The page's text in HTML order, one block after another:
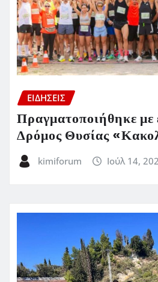
ΕΙΔΗΣΕΙΣ
Πραγματοποιήθηκε με
Δρόμος Θυσίας
kimiforum Ιούλ 14,